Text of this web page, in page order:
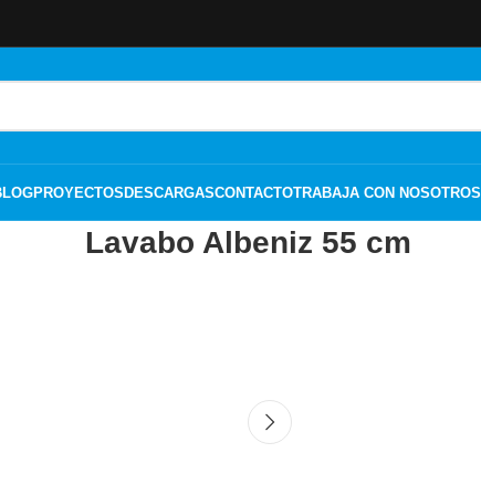
PROYECTOSDESCARGASCONTACTOTRABAJA CON NOSOTROS
Lavabo Albeniz 55 cm